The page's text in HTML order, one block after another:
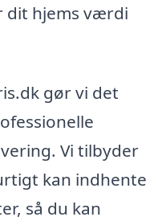
dit hjems værdi
gør vi det
Vi tilbyder
kan indhente
så du kan